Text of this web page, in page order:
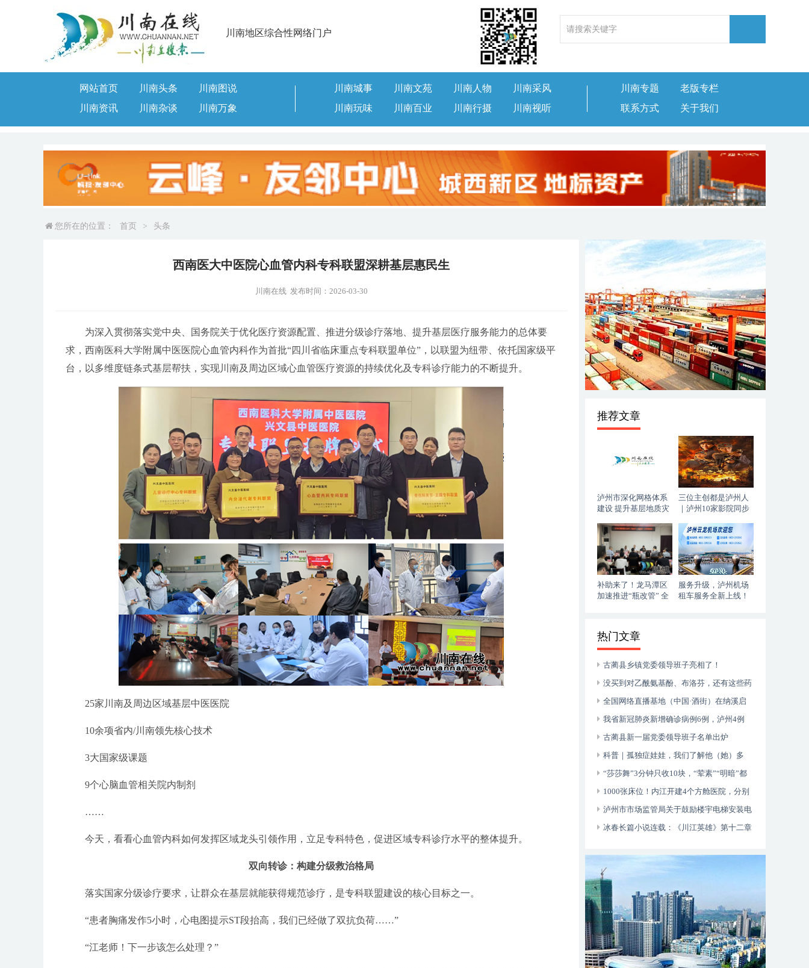
川南地区综合性网络门户
网站首页 川南头条
川南图说
川南资讯
川南杂谈 川南万象
川南城事 川南文苑 川南人物
川南采风
川南玩味
川南百业 川南行摄 川南视听
川南专题
老版专栏
联系方式
关于我们
您所在的位置： 首页 > 头条
西南医大中医院心血管内科专科联盟深耕基层惠民生
川南在线 发布时间：2026-03-30
为深入贯彻落实党中央、国务院关于优化医疗资源配置、推进分级诊疗落地、提升基层医疗服务能力的总体要
求，西南医科大学附属中医医院心血管内科作为首批“四川省临床重点专科联盟单位”，以联盟为纽带、依托国家级平
台，以多维度链条式基层帮扶，实现川南及周边区域心血管医疗资源的持续优化及专科诊疗能力的不断提升。
25家川南及周边区域基层中医医院
10余项省内/川南领先核心技术
3大国家级课题
9个心脑血管相关院内制剂
……
今天，看看心血管内科如何发挥区域龙头引领作用，立足专科特色，促进区域专科诊疗水平的整体提升。
双向转诊：构建分级救治格局
落实国家分级诊疗要求，让群众在基层就能获得规范诊疗，是专科联盟建设的核心目标之一。
“患者胸痛发作5小时，心电图提示ST段抬高，我们已经做了双抗负荷……”
“江老师！下一步该怎么处理？”
推荐文章
泸州市深化网格体系
建设 提升基层地质灾
三位主创都是泸州人
｜泸州10家影院同步
今日登陆全国院线
补助来了！龙马潭区
加速推进“瓶改管” 全
服务升级，泸州机场
租车服务全新上线！
热门文章
古蔺县乡镇党委领导班子亮相了！
没买到对乙酰氨基酚、布洛芬，还有这些药
可以临时替代
全国网络直播基地（中国·酒街）在纳溪启
动运行
我省新冠肺炎新增确诊病例6例，泸州4例
古蔺县新一届党委领导班子名单出炉
科普｜孤独症娃娃，我们了解他（她）多
少？
“莎莎舞”3分钟只收10块，“荤素”“明暗”都
有，还可以······
1000张床位！内江开建4个方舱医院，分别
位于——
泸州市市场监管局关于鼓励楼宇电梯安装电
动自行车智能阻止系统的倡议书
冰春长篇小说连载：《川江英雄》第十二章